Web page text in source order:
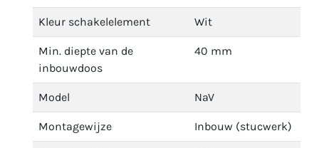
Kleur schakelelement Wit
Min. diepte van de
inbouwdoos
40 mm
Model NaV
Montagewijze Inbouw (stucwerk)